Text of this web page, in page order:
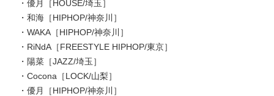
・優月［HOUSE/埼玉］
・和海［HIPHOP/神奈川］
・WAKA［HIPHOP/神奈川］
・RiNdA［FREESTYLE HIPHOP/東京］
・陽菜［JAZZ/埼玉］
・Cocona［LOCK/山梨］
・優月［HIPHOP/神奈川］